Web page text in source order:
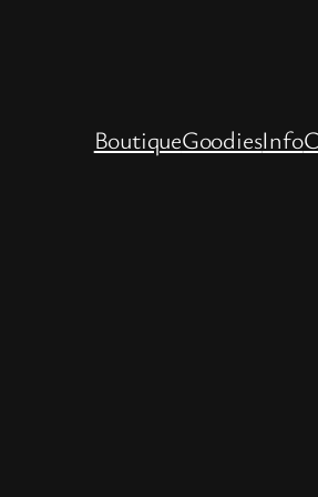
BoutiqueGoodiesInfo